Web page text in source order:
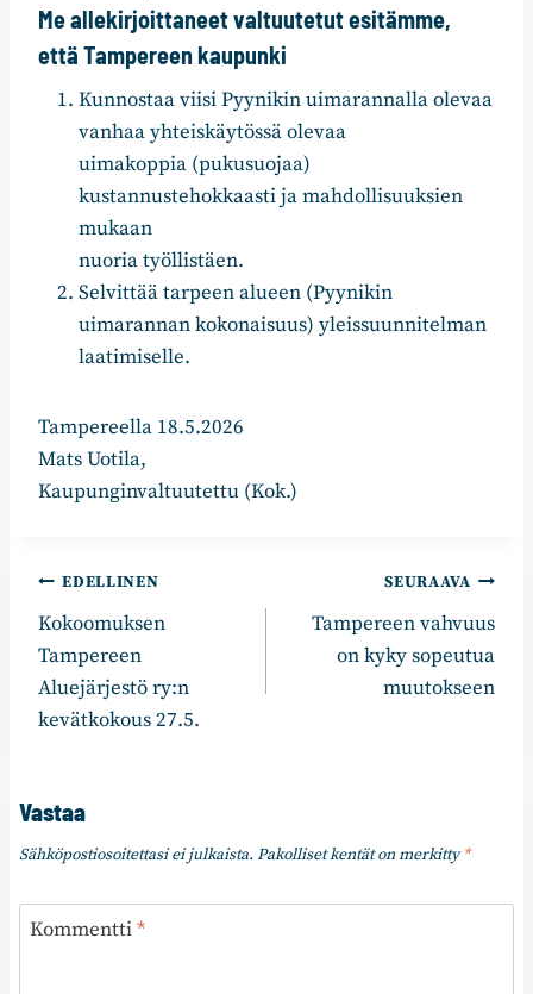
Me allekirjoittaneet valtuutetut esitämme,
että Tampereen kaupunki
Kunnostaa viisi Pyynikin uimarannalla olevaa
vanhaa yhteiskäytössä olevaa
uimakoppia (pukusuojaa)
kustannustehokkaasti ja mahdollisuuksien
mukaan
nuoria työllistäen.
Selvittää tarpeen alueen (Pyynikin
uimarannan kokonaisuus) yleissuunnitelman
laatimiselle.
Tampereella 18.5.2026
Mats Uotila,
Kaupunginvaltuutettu (Kok.)
Artikkelien
selaus
EDELLINEN
Kokoomuksen
Tampereen
Aluejärjestö ry:n
kevätkokous 27.5.
SEURAAVA
Tampereen vahvuus
on kyky sopeutua
muutokseen
Vastaa
Sähköpostiosoitettasi ei julkaista. Pakolliset kentät on merkitty*
Kommentti*